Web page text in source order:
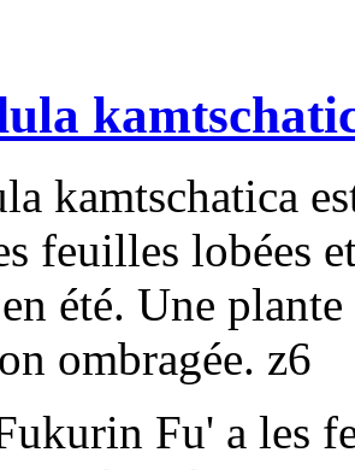
kamtschatica
feuilles lobées
été. Une
ombragée. z6
Fu' a les